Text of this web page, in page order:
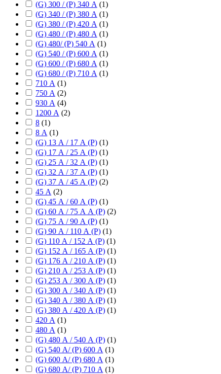
(G) 300 / (P) 340 А (1)
(G) 340 / (P) 380 А (1)
(G) 380 / (P) 420 А (1)
(G) 480 / (P) 480 А (1)
(G) 480/ (P) 540 А (1)
(G) 540 / (P) 600 А (1)
(G) 600 / (P) 680 А (1)
(G) 680 / (P) 710 А (1)
710 А (1)
750 А (2)
930 А (4)
1200 А (2)
8 (1)
8 А (1)
(G) 13 А / 17 А (P) (1)
(G) 17 А / 25 А (P) (1)
(G) 25 А / 32 А (P) (1)
(G) 32 А / 37 А (P) (1)
(G) 37 А / 45 А (P) (2)
45 А (2)
(G) 45 А / 60 А (P) (1)
(G) 60 А / 75 А А (P) (2)
(G) 75 А / 90 А (P) (1)
(G) 90 А / 110 А (P) (1)
(G) 110 А / 152 А (P) (1)
(G) 152 А / 165 А (P) (1)
(G) 176 А / 210 А (P) (1)
(G) 210 А / 253 А (P) (1)
(G) 253 А / 300 А (P) (1)
(G) 300 А / 340 А (P) (1)
(G) 340 А / 380 А (P) (1)
(G) 380 А / 420 А (P) (1)
420 А (1)
480 А (1)
(G) 480 А / 540 А (P) (1)
(G) 540 А/ (P) 600 А (1)
(G) 600 А/ (P) 680 А (1)
(G) 680 А/ (P) 710 А (1)